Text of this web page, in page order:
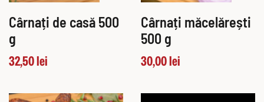
Cârnați de casă 500
g
32,50lei
Cârnați măcelărești
500 g
30,00lei